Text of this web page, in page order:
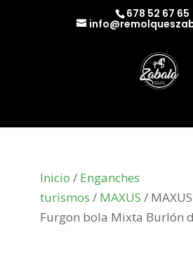
678 52 67 65
Inicio / Enganches
turismos / MAXUS /
Furgon bola Mixta Burlón